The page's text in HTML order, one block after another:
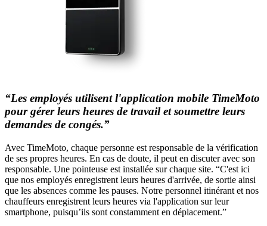
“Les employés utilisent l'application mobile TimeMoto
pour gérer leurs heures de travail et soumettre leurs
demandes de congés.”
Avec TimeMoto, chaque personne est responsable de la vérification
de ses propres heures. En cas de doute, il peut en discuter avec son
responsable. Une pointeuse est installée sur chaque site. “C'est ici
que nos employés enregistrent leurs heures d'arrivée, de sortie ainsi
que les absences comme les pauses. Notre personnel itinérant et nos
chauffeurs enregistrent leurs heures via l'application sur leur
smartphone, puisqu’ils sont constamment en déplacement.”